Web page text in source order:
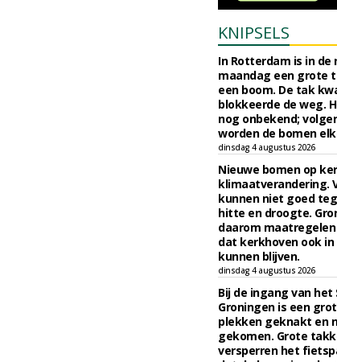
KNIPSELS
In Rotterdam is in de
maandag een grote
een boom. De tak
blokkeerde de weg.
nog onbekend;
worden de bomen
dinsdag 4 augustus 2026
Nieuwe bomen op
klimaatverandering.
kunnen niet goed
hitte en droogte.
daarom
dat kerkhoven ook
kunnen blijven.
dinsdag 4 augustus 2026
Bij de ingang van het
Groningen is een
plekken geknakt en
gekomen. Grote
versperren het